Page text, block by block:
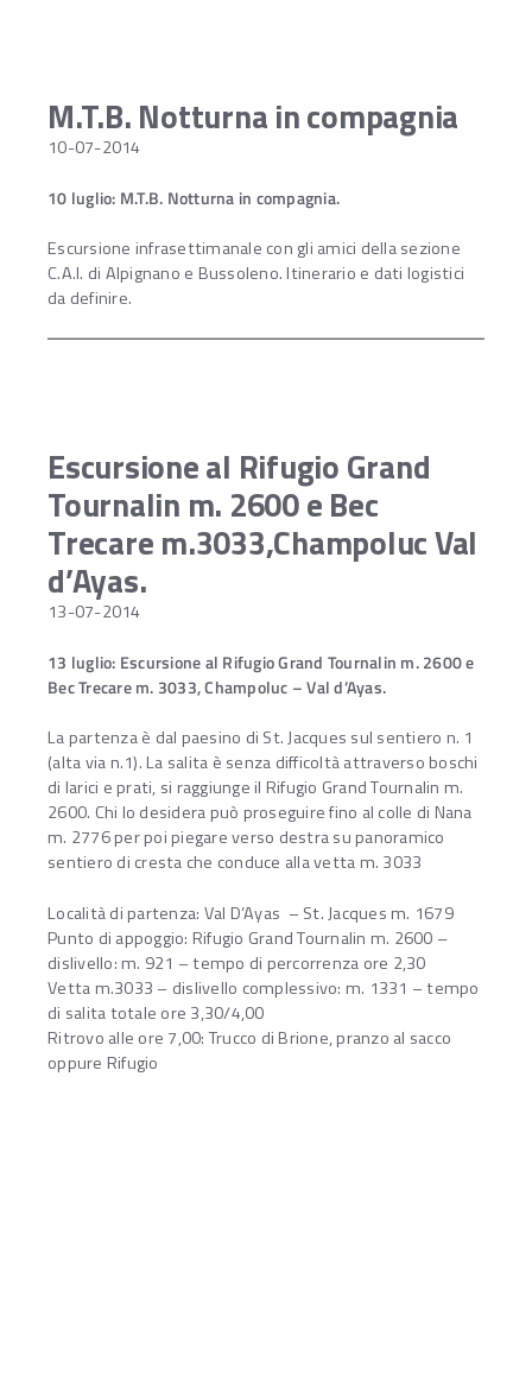
M.T.B. Notturna in compagnia
10-07-2014
10 luglio: M.T.B. Notturna in compagnia.
Escursione infrasettimanale con gli amici della sezione
C.A.I. di Alpignano e Bussoleno. Itinerario e dati logistici
da definire.
Escursione al Rifugio Grand
Tournalin m. 2600 e Bec
Trecare m.3033,Champoluc Val
d’Ayas.
13-07-2014
13 luglio: Escursioneal Rifugio Grand Tournalin m. 2600 e
Bec Trecare m. 3033, Champoluc – Val d’Ayas.
La partenza è dal paesino di St. Jacques sul sentiero n. 1
(alta via n.1). La salita è senza difficoltà attraverso boschi
di larici e prati, si raggiunge il Rifugio Grand Tournalin m.
2600. Chi lo desidera può proseguire fino al colle di Nana
m. 2776 per poi piegare verso destra su panoramico
sentiero di cresta che conduce alla vetta m. 3033
Località di partenza: Val D’Ayas – St. Jacques m. 1679
Punto di appoggio: Rifugio Grand Tournalin m. 2600 –
dislivello: m. 921 – tempo di percorrenza ore 2,30
Vetta m.3033 – dislivello complessivo: m. 1331 – tempo
di salita totale ore 3,30/4,00
Ritrovo alle ore 7,00: Trucco di Brione, pranzo al sacco
oppure Rifugio